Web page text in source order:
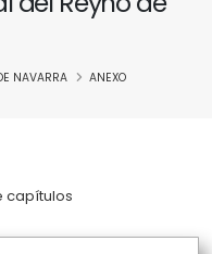
NAVARRA ANEXO
capítulos